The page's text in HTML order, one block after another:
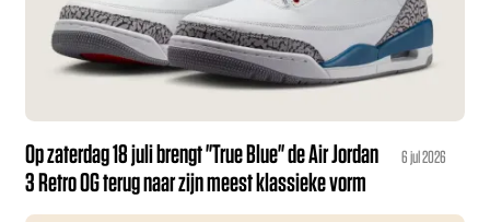
Op zaterdag 18 juli brengt "True Blue" de Air Jordan
3 Retro OG terug naar zijn meest klassieke vorm
6 jul 2026